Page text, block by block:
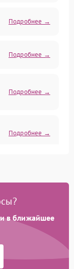
Подробнее →
Подробнее →
Подробнее →
Подробнее →
в ближайшее